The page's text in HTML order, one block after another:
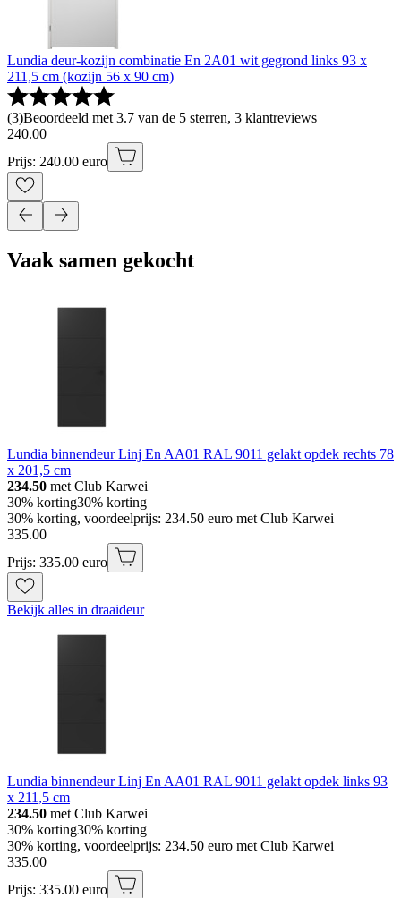
Lundia deur-kozijn combinatie En 2A01 wit gegrond links 93 x
211,5 cm (kozijn 56 x 90 cm)
(3)Beoordeeld met 3.7 van de 5 sterren, 3 klantreviews
240.00
Prijs: 240.00 euro
Vaak samen gekocht
Lundia binnendeur Linj En AA01 RAL 9011 gelakt opdek rechts 78
x 201,5 cm
234.50 met Club Karwei
30% korting30% korting
30% korting, voordeelprijs: 234.50 euro met Club Karwei
335.00
Prijs: 335.00 euro
Bekijk alles in draaideur
Lundia binnendeur Linj En AA01 RAL 9011 gelakt opdek links 93
x 211,5 cm
234.50 met Club Karwei
30% korting30% korting
30% korting, voordeelprijs: 234.50 euro met Club Karwei
335.00
Prijs: 335.00 euro